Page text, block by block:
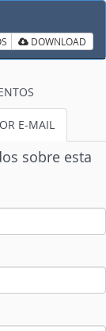
DOWNLOAD
E-MAIL
sobre esta